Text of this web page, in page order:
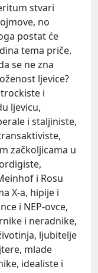
stvari
no
postat će
tema priče.
se ne zna
ljevice?
i
ljevicu,
i staljiniste,
začkoljicama u
i Rosu
X-a, hipije i
i NEP-ovce,
i neradnike,
ljubitelje
mlade
idealiste i